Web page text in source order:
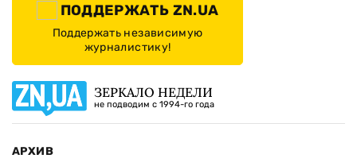
ПОДДЕРЖАТЬ ZN.UA
Поддержать независимую
журналистику!
ЗЕРКАЛО НЕДЕЛИ
не подводим с 1994-го года
АРХИВ